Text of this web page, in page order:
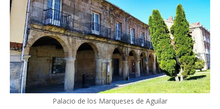
Palacio de los Marqueses de Aguilar